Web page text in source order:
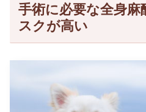
手術に必要な全身麻
スクが高い